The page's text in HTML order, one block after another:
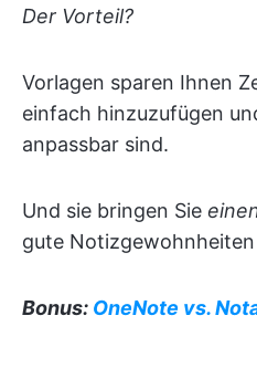
Der Vorteil?
Vorlagen sparen Ihnen
einfach hinzuzufügen
anpassbar sind.
Und sie bringen Sie
gute
Bonus: OneNote vs.